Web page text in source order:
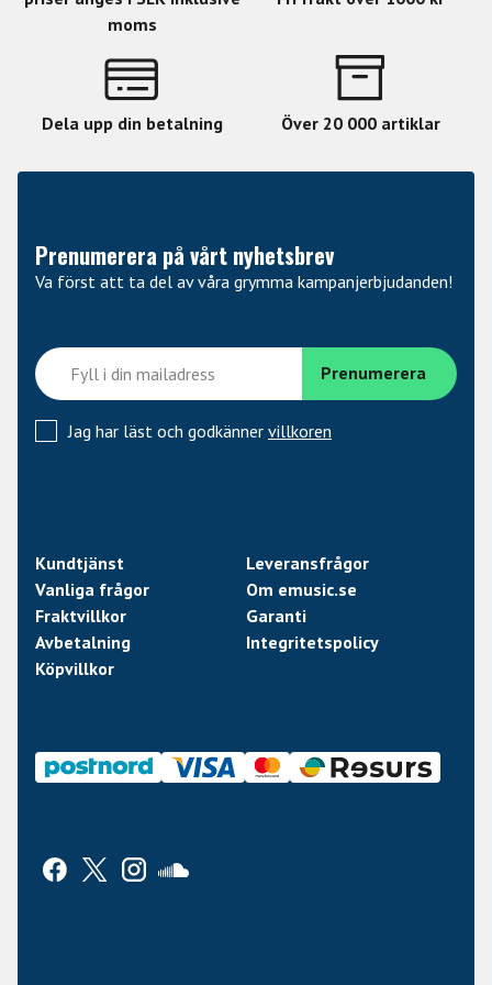
Capacitors, Panasonic Electrolytic Capacitors
Maximum SPL: 147/157dB (@1kHz 1kOhms 0.5% THD,
moms
Dela upp din betalning Över 20 000 artiklar
Prenumerera på vårt nyhetsbrev
Va först att ta del av våra grymma kampanjerbjudanden!
Jag har läst och godkänner villkoren
Kundtjänst
Leveransfrågor
Vanliga frågor
Om emusic.se
Fraktvillkor
Garanti
Avbetalning
Integritetspolicy
Köpvillkor